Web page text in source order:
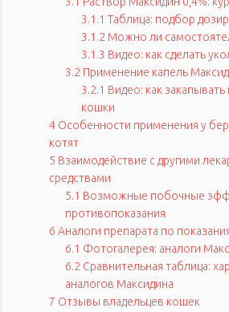
3.1.1 Таблица: подбор
3.1.2 Можно ли
3.1.3 Видео: как сделать
3.2 Применение капель
3.2.1 Видео: как закапывать
кошки
4 Особенности применения у
котят
5 Взаимодействие с другими
средствами
5.1 Возможные побочные
противопоказания
6 Аналоги препарата по
6.1 Фотогалерея: аналоги
6.2 Сравнительная таблица:
аналогов Максидина
7 Отзывы владельцев кошек